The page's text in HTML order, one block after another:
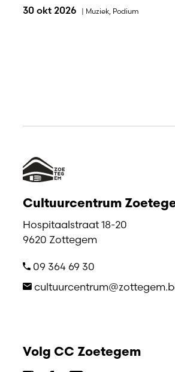
30 okt 2026 | Muziek, Podium
Cultuurcentrum
Hospitaalstraat 18-20
9620 Zottegem
09 364 69 30
Volg CC Zoetegem